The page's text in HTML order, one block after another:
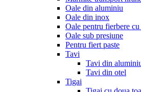
Oale din aluminiu
Oale din inox
Oale pentru fierbere cu
Oale sub presiune
Pentru fiert paste
Tavi
Tavi din
Tavi din otel
Tigai